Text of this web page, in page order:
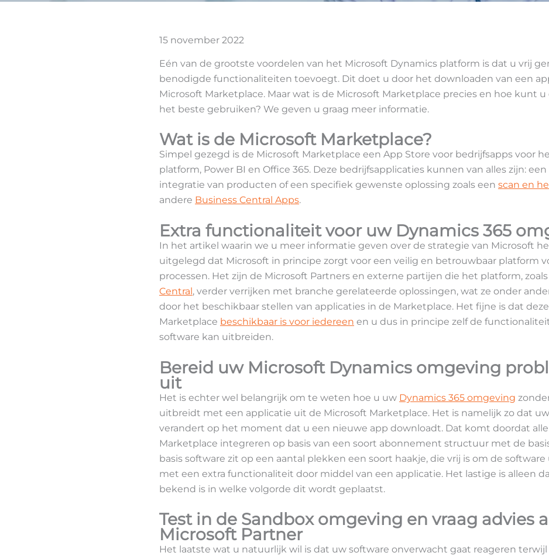
15 november 2022
Eén van de grootste voordelen van het Microsoft Dynamics platform is dat u vrij
benodigde functionaliteiten toevoegt. Dit doet u door het downloaden van een
Microsoft Marketplace. Maar wat is de Microsoft Marketplace precies en hoe kunt
het beste gebruiken? We geven u graag meer informatie.
Wat is de Microsoft Marketplace?
Simpel gezegd is de Microsoft Marketplace een App Store voor bedrijfsapps voor
platform, Power BI en Office 365. Deze bedrijfsapplicaties kunnen van alles zijn:
integratie van producten of een specifiek gewenste oplossing zoals een scan en
andere Business Central Apps.
Extra functionaliteit voor uw Dynamics 365
In het artikel waarin we u meer informatie geven over de strategie van Microsoft
uitgelegd dat Microsoft in principe zorgt voor een veilig en betrouwbaar platform
processen. Het zijn de Microsoft Partners en externe partijen die het platform, zoals
Central, verder verrijken met branche gerelateerde oplossingen, wat ze onder
door het beschikbaar stellen van applicaties in de Marketplace. Het fijne is dat deze
Marketplace beschikbaar is voor iedereen en u dus in principe zelf de
software kan uitbreiden.
Bereid uw Microsoft Dynamics omgeving
uit
Het is echter wel belangrijk om te weten hoe u uw Dynamics 365 omgeving
uitbreidt met een applicatie uit de Microsoft Marketplace. Het is namelijk zo dat
verandert op het moment dat u een nieuwe app downloadt. Dat komt doordat
Marketplace integreren op basis van een soort abonnement structuur met de
basis software zit op een aantal plekken een soort haakje, die vrij is om de
met een extra functionaliteit door middel van een applicatie. Het lastige is alleen
bekend is in welke volgorde dit wordt geplaatst.
Test in de Sandbox omgeving en vraag advies
Microsoft Partner
Het laatste wat u natuurlijk wil is dat uw software onverwacht gaat reageren